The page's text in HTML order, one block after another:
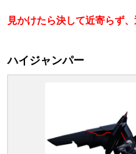
見かけたら決して近寄らず
ハイジャンパー